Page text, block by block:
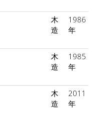
木
造
1986
年
木
造
1985
年
木
造
2011
年